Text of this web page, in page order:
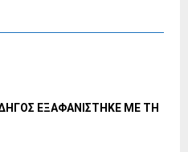
ΕΞΑΦΑΝΙΣΤΗΚΕ ΜΕ ΤΗ